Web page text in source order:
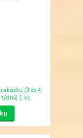
(3 do 4
týdnů) 1 ks